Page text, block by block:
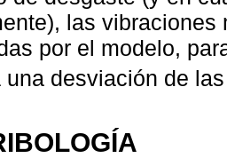
las
por el modelo,
una desviación de